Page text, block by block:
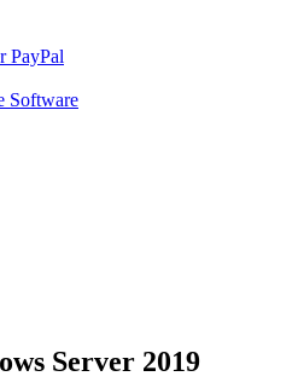
PayPal
Software
Server 2019